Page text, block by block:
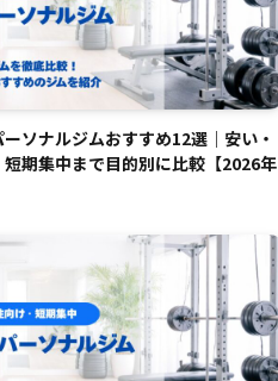
ソナルジムおすすめ12選｜安い・
短期集中まで目的別に比較【2026年